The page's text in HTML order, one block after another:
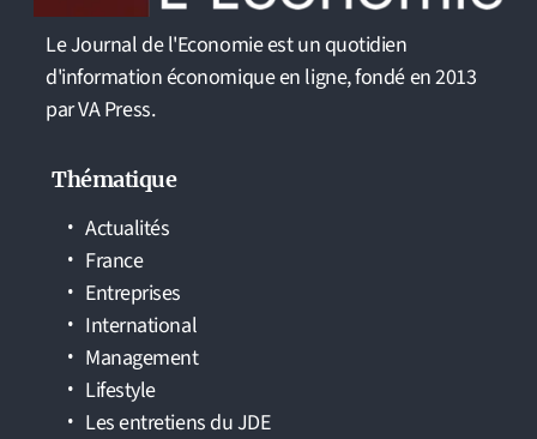
Le Journal de l'Economie est un quotidien
d'information économique en ligne, fondé en 2013
par VA Press.
Thématique
Actualités
France
Entreprises
International
Management
Lifestyle
Les entretiens du JDE